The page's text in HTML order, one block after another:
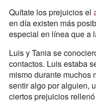
Quítate los prejuicios el
en día existen más
especial en línea que a
Luis y Tania se
contactos. Luis estaba
mismo durante muchos
sentir algo por alguien,
ciertos prejuicios